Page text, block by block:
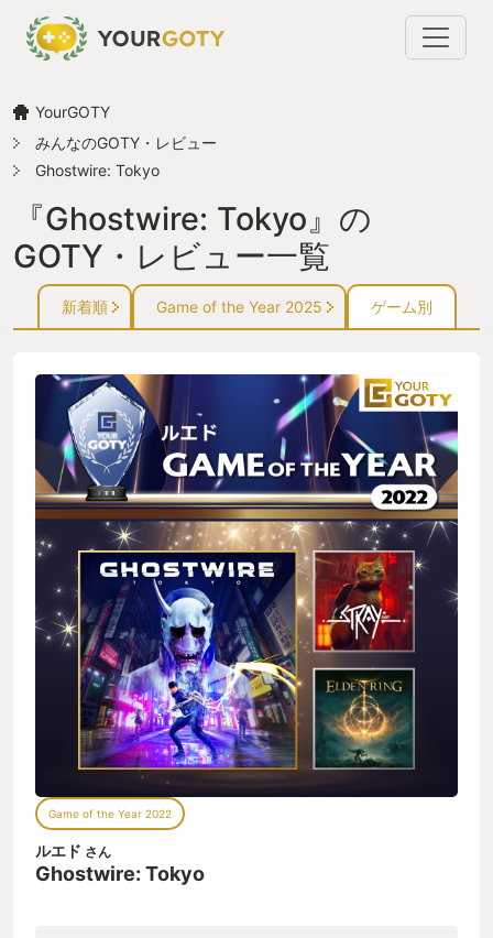
YourGOTY
みんなのGOTY・レビュー
Ghostwire: Tokyo
『Ghostwire: Tokyo』の
GOTY・レビュー一覧
新着順 Game of the Year 2025 ゲーム別
Game of the Year 2022
ルエド さん
Ghostwire: Tokyo